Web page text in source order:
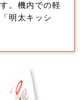
。機内での軽
明太キッシ